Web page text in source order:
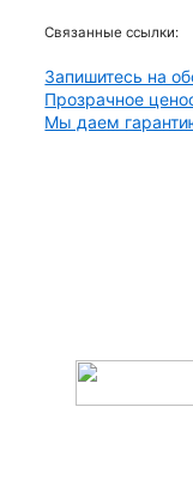
Связанные ссылки:
Запишитесь на
Прозрачное
Мы даем